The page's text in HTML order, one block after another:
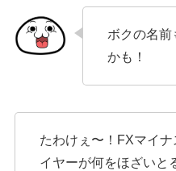
ボクの名前
かも！
たわけぇ〜！FXマイナ
イヤーが何をほざいと